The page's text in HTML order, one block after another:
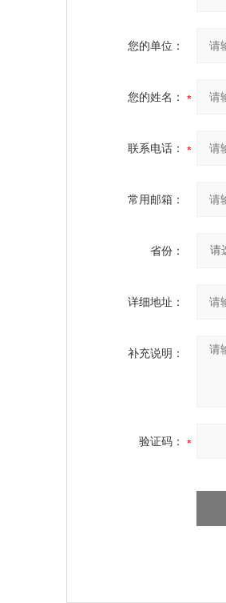
您的单位：
您的姓名：
联系电话：
常用邮箱：
省份：
详细地址：
补充说明：
验证码：